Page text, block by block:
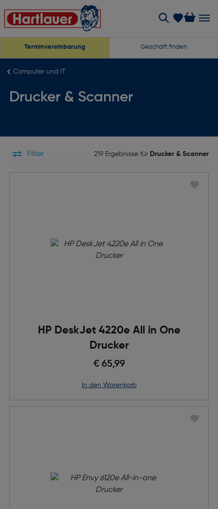
Terminvereinbarung Geschäft finden
Computer und IT
Drucker & Scanner
Filter 219 Ergebnisse für Drucker & Scanner
HP DeskJet 4220e All in One
Drucker
€ 65,99
in den Warenkorb